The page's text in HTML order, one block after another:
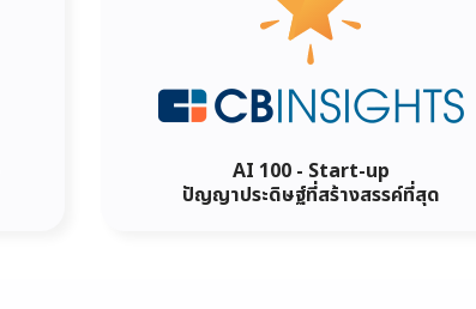
AI 100 - Start-up
ปัญญาประดิษฐ์ที่สร้างสรรค์ที่สุด